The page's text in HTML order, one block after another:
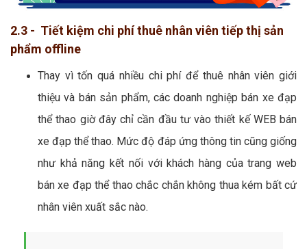
2.3 - Tiết kiệm chi phí thuê nhân viên tiếp thị sản
phẩm offline
Thay vì tốn quá nhiều chi phí để thuê nhân viên giới
thiệu và bán sản phẩm, các doanh nghiệp bán xe đạp
thể thao giờ đây chỉ cần đầu tư vào thiết kế WEB bán
xe đạp thể thao. Mức độ đáp ứng thông tin cũng giống
như khả năng kết nối với khách hàng của trang web
bán xe đạp thể thao chắc chắn không thua kém bất cứ
nhân viên xuất sắc nào.